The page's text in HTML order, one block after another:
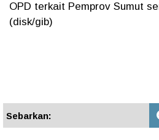
OPD terkait Pemprov Sumut
(disk/gib)
Sebarkan: